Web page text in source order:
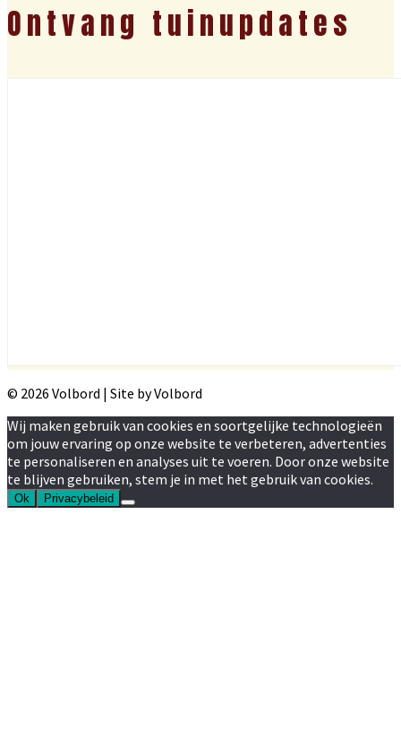
Ontvang tuinupdates
© 2026 Volbord | Site by Volbord
Wij maken gebruik van cookies en soortgelijke technologieën
om jouw ervaring op onze website te verbeteren, advertenties
te personaliseren en analyses uit te voeren. Door onze website
te blijven gebruiken, stem je in met het gebruik van cookies.
Ok Privacybeleid